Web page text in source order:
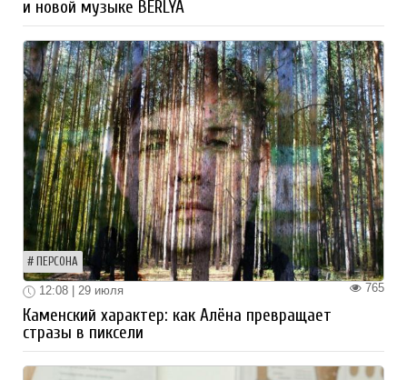
и новой музыке BERLYA
ПЕРСОНА
765
12:08 | 29 июля
Каменский характер: как Алёна превращает
стразы в пиксели